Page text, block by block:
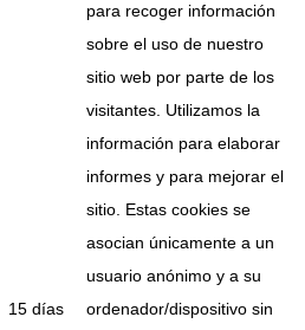
15 días
para recoger información
sobre el uso de nuestro
sitio web por parte de los
visitantes. Utilizamos la
información para elaborar
informes y para mejorar el
sitio. Estas cookies se
asocian únicamente a un
usuario anónimo y a su
ordenador/dispositivo sin